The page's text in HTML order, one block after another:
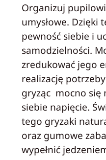
Organizuj
umysłowe. Dzięki
pewność siebie i
samodzielności.
zredukować jego
realizację
gryząc mocno się
siebie napięcie.
tego gryzaki
oraz gumowe
wypełnić